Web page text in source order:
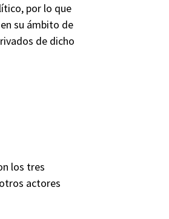
por lo que
su ámbito de
de dicho
los tres
actores